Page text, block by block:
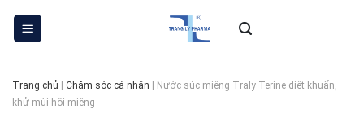
Skip
Trang chủ Chăm sóc cá nhân
Nước súc miệng Traly Terine diệt khuẩn,
khử mùi hôi miệng